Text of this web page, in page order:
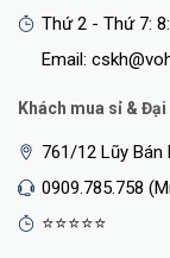
Thứ 2 - Thứ 7:
Email:
Khách mua sỉ & Đại
761/12 Lũy Bán
0909.785.758
⭐⭐⭐⭐⭐